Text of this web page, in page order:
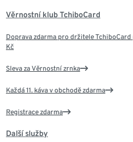
Věrnostní klub TchiboCard
Doprava zdarma pro držitele
Kč
Sleva za Věrnostní zrnka
Každá 11. káva v obchodě zdarma
Registrace zdarma
Další služby